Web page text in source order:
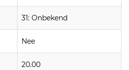
31: Onbekend
Nee
20.00